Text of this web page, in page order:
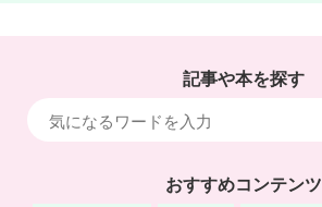
記事や本を探す
おすすめコンテンツ